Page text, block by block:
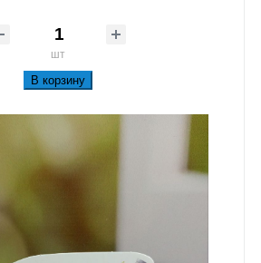
шт
В корзину